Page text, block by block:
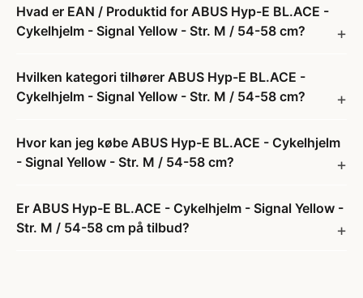
Hvad er EAN / Produktid for ABUS Hyp-E BL.ACE -
Cykelhjelm - Signal Yellow - Str. M / 54-58 cm?
Hvilken kategori tilhører ABUS Hyp-E BL.ACE -
Cykelhjelm - Signal Yellow - Str. M / 54-58 cm?
Hvor kan jeg købe ABUS Hyp-E BL.ACE - Cykelhjelm
- Signal Yellow - Str. M / 54-58 cm?
Er ABUS Hyp-E BL.ACE - Cykelhjelm - Signal Yellow -
Str. M / 54-58 cm på tilbud?